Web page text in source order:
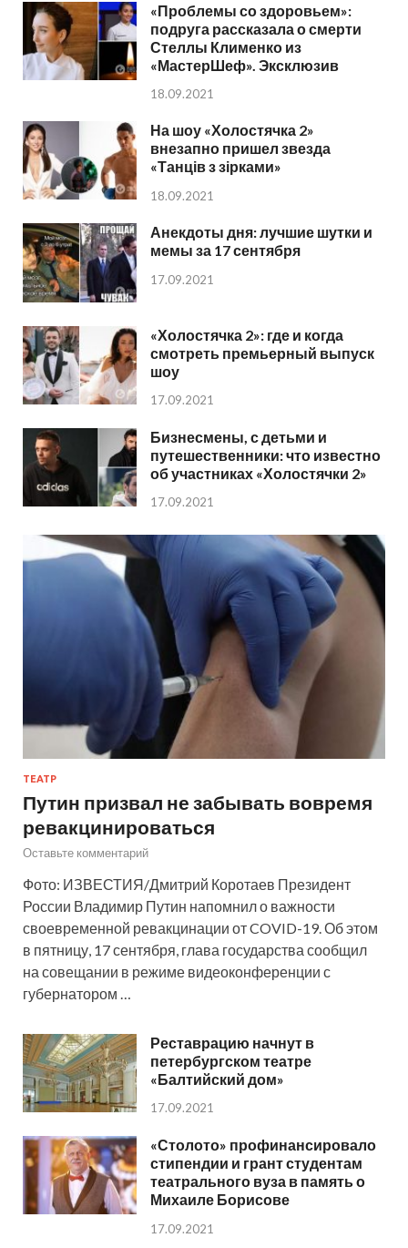
«Проблемы со здоровьем»:
подруга рассказала о смерти
Стеллы Клименко из
«МастерШеф». Эксклюзив
18.09.2021
На шоу «Холостячка 2»
внезапно пришел звезда
«Танців з зірками»
18.09.2021
Анекдоты дня: лучшие шутки и
мемы за 17 сентября
17.09.2021
«Холостячка 2»: где и когда
смотреть премьерный выпуск
шоу
17.09.2021
Бизнесмены, с детьми и
путешественники: что известно
об участниках «Холостячки 2»
17.09.2021
ТЕАТР
Путин призвал не забывать вовремя
ревакцинироваться
Оставьте комментарий
Фото: ИЗВЕСТИЯ/Дмитрий Коротаев Президент
России Владимир Путин напомнил о важности
своевременной ревакцинации от COVID-19. Об этом
в пятницу, 17 сентября, глава государства сообщил
на совещании в режиме видеоконференции с
губернатором …
Реставрацию начнут в
петербургском театре
«Балтийский дом»
17.09.2021
«Столото» профинансировало
стипендии и грант студентам
театрального вуза в память о
Михаиле Борисове
17.09.2021